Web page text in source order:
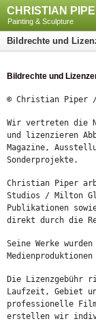
CHRISTIAN
Painting & Sculpture
Bildrechte und
Bildrechte und
© Christian Piper /
Wir vertreten die
und lizenzieren
Magazine,
Sonderprojekte.
Christian Piper
Studios / Milton
Publikationen
direkt durch die
Seine Werke
Die Lizenzgebühr
Laufzeit, Gebiet
professionelle
erstellen wir